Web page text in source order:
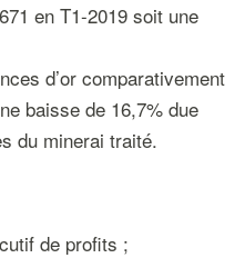
en T1-2019 soit une
d’or comparativement
baisse de 16,7% due
du minerai traité.
de profits ;